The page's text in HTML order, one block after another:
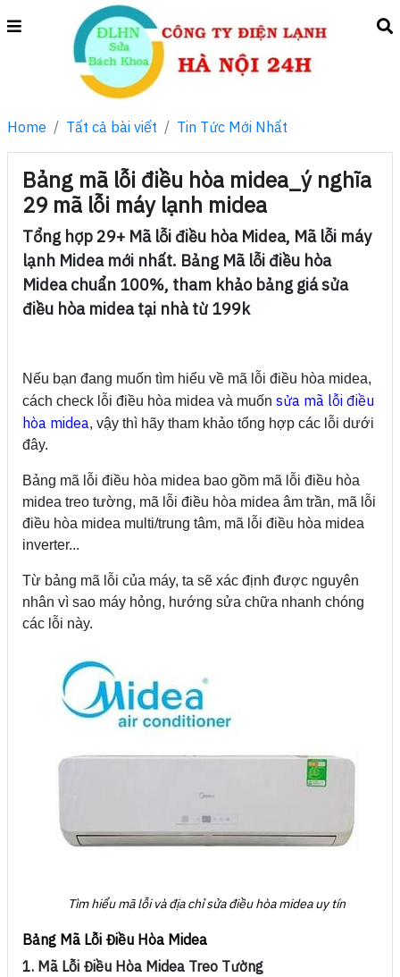
Home Tất cả bài viết Tin Tức Mới Nhất
Bảng mã lỗi điều hòa midea_ý nghĩa
29 mã lỗi máy lạnh midea
Tổng hợp 29+ Mã lỗi điều hòa Midea, Mã lỗi máy
lạnh Midea mới nhất. Bảng Mã lỗi điều hòa
Midea chuẩn 100%, tham khảo bảng giá sửa
điều hòa midea tại nhà từ 199k
Nếu bạn đang muốn tìm hiểu về mã lỗi điều hòa midea,
cách check lỗi điều hòa midea và muốn sửa mã lỗi điều
hòa midea, vậy thì hãy tham khảo tổng hợp các lỗi dưới
đây.
Bảng mã lỗi điều hòa midea bao gồm mã lỗi điều hòa
midea treo tường, mã lỗi điều hòa midea âm trần, mã lỗi
điều hòa midea multi/trung tâm, mã lỗi điều hòa midea
inverter...
Từ bảng mã lỗi của máy, ta sẽ xác định được nguyên
nhân vì sao máy hỏng, hướng sửa chữa nhanh chóng
các lỗi này.
Tìm hiểu mã lỗi và địa chỉ sửa điều hòa midea uy tín
Bảng Mã Lỗi Điều Hòa Midea
1. Mã Lỗi Điều Hòa Midea Treo Tường